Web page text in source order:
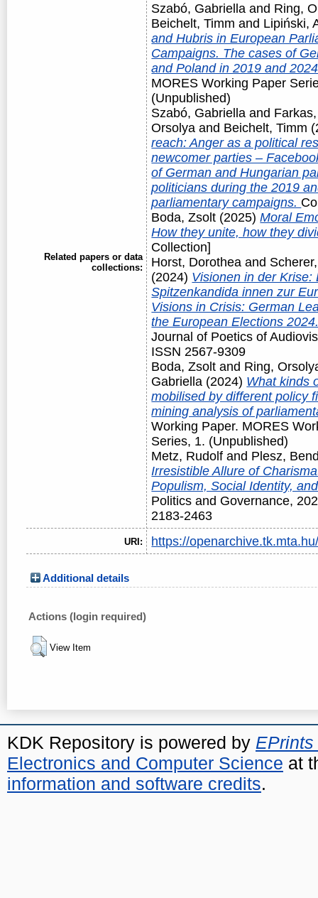
Related papers or data
collections:
Szabó, Gabriella and Ring,
Beichelt, Timm and Lipiński,
and Hubris in European
Campaigns. The cases of
and Poland in 2019 and
MORES Working Paper
(Unpublished)
Szabó, Gabriella and
Orsolya and Beichelt, Timm
reach: Anger as a political
newcomer parties –
of German and Hungarian
politicians during the 2019
parliamentary campaigns.
Boda, Zsolt (2025)Moral
How they unite, how they
Collection]
Horst, Dorothea and
(2024) Visionen in der Krise:
Spitzenkandida innen zur
Visions in Crisis: German
the European Elections
Journal of Poetics of
ISSN 2567-9309
Boda, Zsolt and Ring,
Gabriella (2024) What kinds
mobilised by different policy
mining analysis of
Working Paper. MORES
Series, 1. (Unpublished)
Metz, Rudolf and Plesz,
Irresistible Allure of
Populism, Social Identity,
Politics and Governance,
2183-2463
URI: https://
Additional details
Actions (login required)
View Item
KDK Repository is powered by EPrints
Electronics and Computer Science at
information and software credits.